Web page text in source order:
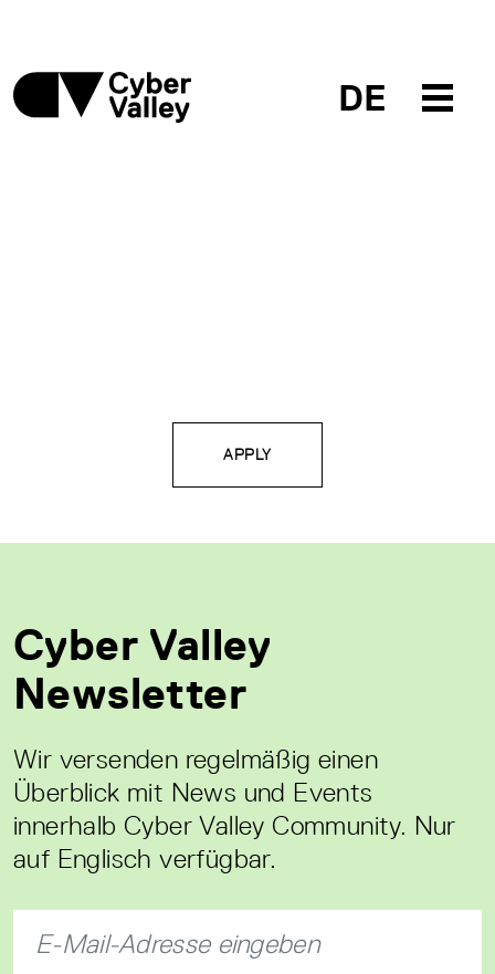
DE
APPLY
Cyber Valley
Newsletter
Wir versenden regelmäßig einen
Überblick mit News und Events
innerhalb Cyber Valley Community. Nur
auf Englisch verfügbar.